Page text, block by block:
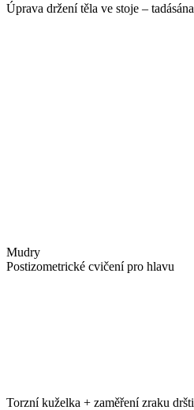
Úprava držení těla ve stoje – tadásána
Mudry
Postizometrické cvičení pro hlavu
Torzní kuželka + zaměření zraku dršti